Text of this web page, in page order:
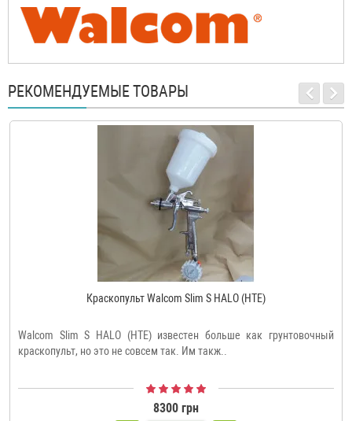
РЕКОМЕНДУЕМЫЕ ТОВАРЫ
Краскопульт Walcom Slim S HALO (HTE)
Walcom Slim S HALO (HTE) известен больше как грунтовочный
краскопульт, но это не совсем так. Им такж..
8300 грн